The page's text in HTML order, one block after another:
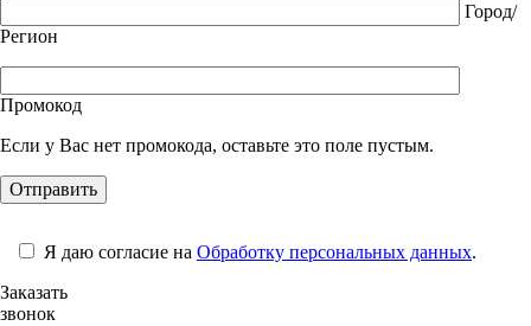
Город/
Регион
Промокод
Если у Вас нет промокода, оставьте это поле пустым.
Я даю согласие на Обработку персональных данных.
Заказать
звонок